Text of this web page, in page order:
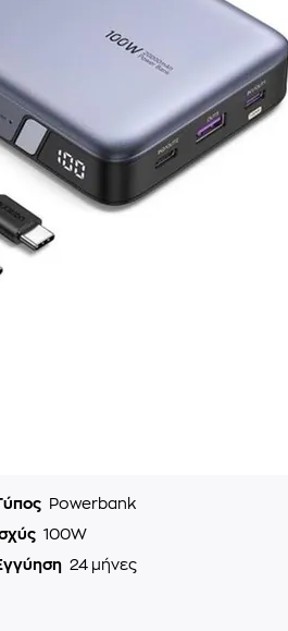
Powerbank
100W
24 μήνες